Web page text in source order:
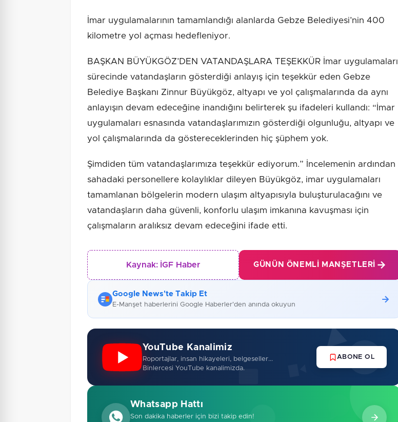
İmar uygulamalarının tamamlandığı alanlarda Gebze Belediyesi’nin 400
kilometre yol açması hedefleniyor.
BAŞKAN BÜYÜKGÖZ’DEN VATANDAŞLARA TEŞEKKÜR İmar uygulamaları
sürecinde vatandaşların gösterdiği anlayış için teşekkür eden Gebze
Belediye Başkanı Zinnur Büyükgöz, altyapı ve yol çalışmalarında da aynı
anlayışın devam edeceğine inandığını belirterek şu ifadeleri kullandı: “İmar
uygulamaları esnasında vatandaşlarımızın gösterdiği olgunluğu, altyapı ve
yol çalışmalarında da göstereceklerinden hiç şüphem yok.
Şimdiden tüm vatandaşlarımıza teşekkür ediyorum.” İncelemenin ardından
sahadaki personellere kolaylıklar dileyen Büyükgöz, imar uygulamaları
tamamlanan bölgelerin modern ulaşım altyapısıyla buluşturulacağını ve
vatandaşların daha güvenli, konforlu ulaşım imkanına kavuşması için
çalışmaların aralıksız devam edeceğini ifade etti.
Kaynak: İGF Haber GÜNÜN ÖNEMLI MANŞETLERI
Google News'te Takip Et
E-Manşet haberlerini Google Haberler'den anında okuyun
YouTube Kanalimiz
Roportajlar, insan hikayeleri, belgeseller...
Binlercesi YouTube kanalimizda.
ABONE OL
Whatsapp Hattı
Son dakika haberler için bizi takip edin!